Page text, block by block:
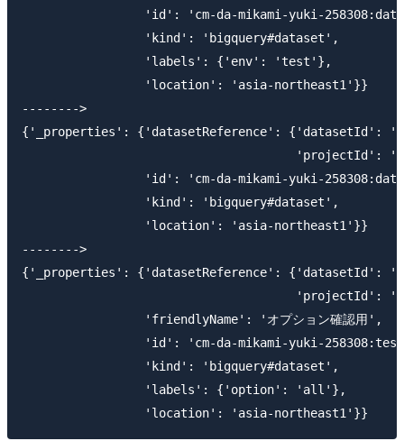
'id': 'cm-da-mikami-yuki-
                 'kind': 'bigquery#dataset',
                 'labels': {'env': 'test'},
                 'location': 'asia-northeast1'}}
-------->
{'_properties': {'datasetReference': {'datasetId':
'projectId':
'id': 'cm-da-mikami-yuki-
                 'kind': 'bigquery#dataset',
                 'location': 'asia-northeast1'}}
-------->
{'_properties': {'datasetReference': {'datasetId':
'projectId':
                 'friendlyName': 'オプション確認用',
'id': 'cm-da-mikami-yuki-
                 'kind': 'bigquery#dataset',
                 'labels': {'option': 'all'},